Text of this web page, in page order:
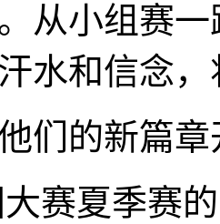
从小组赛
水和信念
们的新篇
赛夏季赛